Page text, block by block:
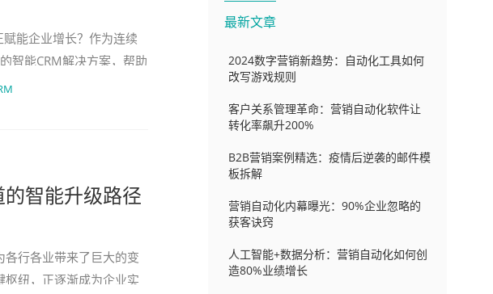
能企业增长？作为连续
智能CRM解决方案，帮助
智能升级路径
行各业带来了巨大的变
纽，正逐渐成为企业实
最新文章
2024数字营销新趋势：自动化工具如何
改写游戏规则
客户关系管理革命：营销自动化软件让
转化率飙升200%
B2B营销案例精选：疫情后逆袭的邮件模
板拆解
营销自动化内幕曝光：90%企业忽略的
获客诀窍
人工智能+数据分析：营销自动化如何创
造80%业绩增长